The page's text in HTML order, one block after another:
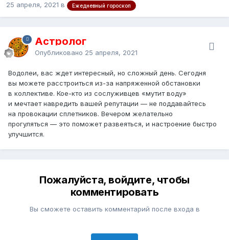
25 апреля, 2021 в Ежедневный гороскоп
Астролог
Опубликовано 25 апреля, 2021
Водолеи, вас ждет интересный, но сложный день. Сегодня
вы можете расстроиться из-за напряженной обстановки
в коллективе. Кое-кто из сослуживцев «мутит воду»
и мечтает навредить вашей репутации — не поддавайтесь
на провокации сплетников. Вечером желательно
прогуляться — это поможет развеяться, и настроение быстро
улучшится.
Пожалуйста, войдите, чтобы
комментировать
Вы сможете оставить комментарий после входа в